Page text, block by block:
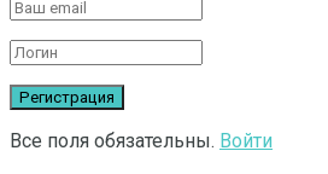
Все поля обязательны. Войти